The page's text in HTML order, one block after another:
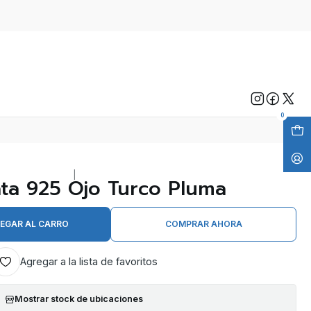
0
925 Ojo Turco Pluma
AL CARRO COMPRAR AHORA
Agregar a la lista de favoritos
Mostrar stock de ubicaciones